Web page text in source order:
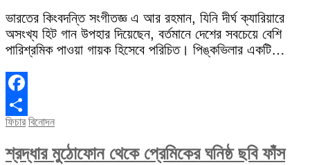
ভারতের কিংবদন্তি সংগীতজ্ঞ এ আর রহমান, যিনি দীর্ঘ ক্যারিয়ারে
অসংখ্য হিট গান উপহার দিয়েছেন, বর্তমানে দেশের সবচেয়ে বেশি
পারিশ্রমিক পাওয়া গায়ক হিসেবে পরিচিত। পিঙ্কভিলার একটি…
Facebook
Share
ফিচার বিনোদন
শ্রদ্ধার মুঠোফোন থেকে প্রেমিকের ঘনিষ্ঠ ছবি ফাঁস